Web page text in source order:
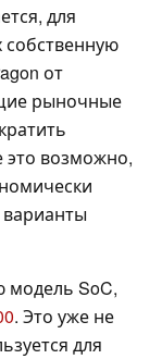
для
собственную
от
рыночные
это возможно,
модель SoC,
. Это уже не
для